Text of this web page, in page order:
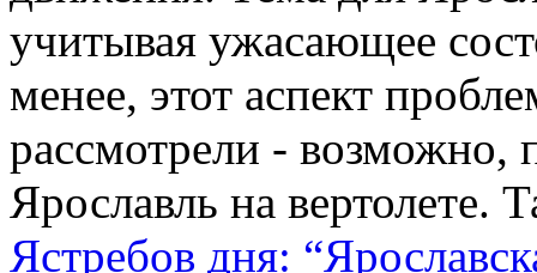
учитывая ужасающее
менее, этот аспект
рассмотрели - возможно,
Ярославль на вертолете.
Ястребов дня: